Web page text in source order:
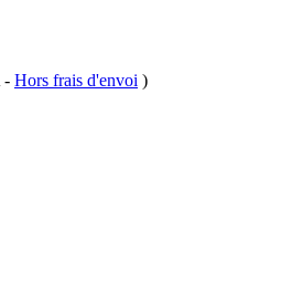
- Hors frais d'envoi )